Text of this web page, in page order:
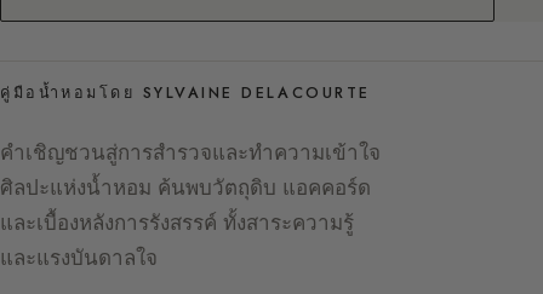
คู่มือน้ำหอมโดย SYLVAINE DELACOURTE
คำเชิญชวนสู่การสำรวจและทำความเข้าใจ
ศิลปะแห่งน้ำหอม ค้นพบวัตถุดิบ แอคคอร์ด
และเบื้องหลังการรังสรรค์ ทั้งสาระความรู้
และแรงบันดาลใจ